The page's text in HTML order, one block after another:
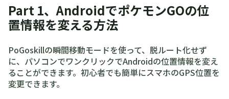
Part 1、AndroidでポケモンGOの位
置情報を変える方法
PoGoskillの瞬間移動モードを使って、脱ルート化せず
に、パソコンでワンクリックでAndroidの位置情報を変え
ることができます。初心者でも簡単にスマホのGPS位置を
変更できます。